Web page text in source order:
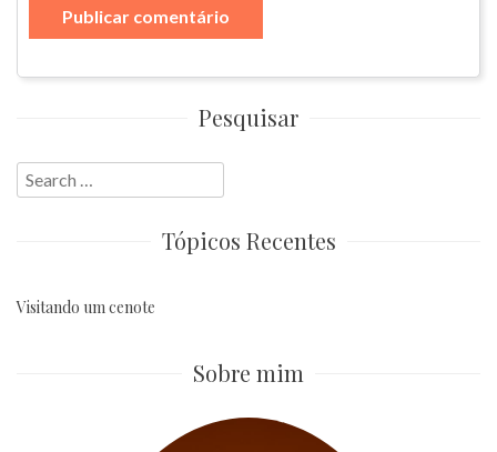
Pesquisar
Search
for:
Tópicos Recentes
Visitando um cenote
Sobre mim